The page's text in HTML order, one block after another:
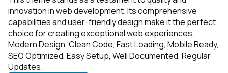
innovation in web development. Its comprehensive
capabilities and user-friendly design make it the perfect
choice for creating exceptional web experiences.
Modern Design, Clean Code, Fast Loading, Mobile Ready,
SEO Optimized, Easy Setup, Well Documented, Regular
Updates.